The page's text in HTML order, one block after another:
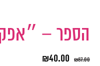
הספר –
₪87.00
₪40.00